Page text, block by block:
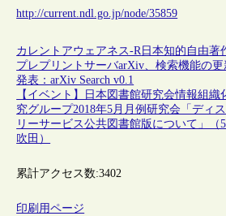
http://current.ndl.go.jp/node/35859
カレントアウェアネス-R 日本知的自由著
プレプリントサーバarXiv、検索機能の更
発表：arXiv Search v0.1
【イベント】日本図書館研究会情報組織
究グループ2018年5月月例研究会「ディ
リーサービス公共図書館版について」（
吹田）
累計アクセス数:3402
印刷用ページ